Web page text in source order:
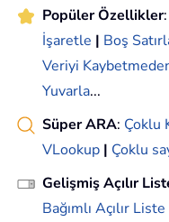
Popüler Özellikler:
İşaretle | Boş
Veriyi
Yuvarla...
Süper ARA: Çoklu
VLookup | Çoklu
Gelişmiş Açılır
Bağımlı Açılır Liste